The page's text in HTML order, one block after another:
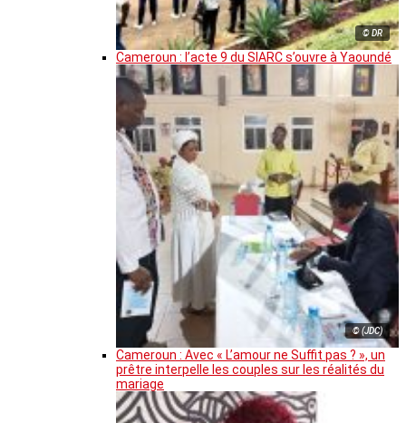
© DR
Cameroun : l’acte 9 du SIARC s’ouvre à Yaoundé
© (JDC)
Cameroun : Avec « L’amour ne Suffit pas ? », un
prêtre interpelle les couples sur les réalités du
mariage